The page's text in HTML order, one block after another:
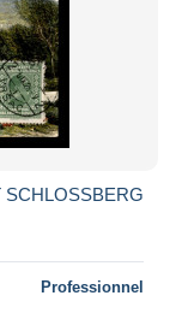
SCHLOSSBERG
Professionnel